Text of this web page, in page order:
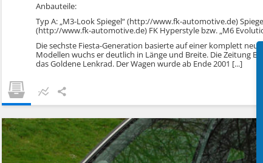
Anbauteile:
Typ A: „M3-Look Spiegel“ (http://www.fk-automotive.de)
(http://www.fk-automotive.de) FK Hyperstyle bzw. „M6
Die sechste Fiesta-Generation basierte auf einer komplett
Modellen wuchs er deutlich in Länge und Breite. Die Zeitung
das Goldene Lenkrad. Der Wagen wurde ab Ende 2001 [...]